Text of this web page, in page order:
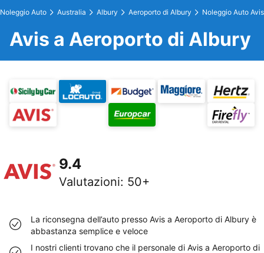
Noleggio Auto Australia Albury Aeroporto di Albury Noleggio Auto Avis
Avis a Aeroporto di Albury
9.4
Valutazioni: 50+
La riconsegna dell’auto presso Avis a Aeroporto di Albury è
abbastanza semplice e veloce
I nostri clienti trovano che il personale di Avis a Aeroporto di